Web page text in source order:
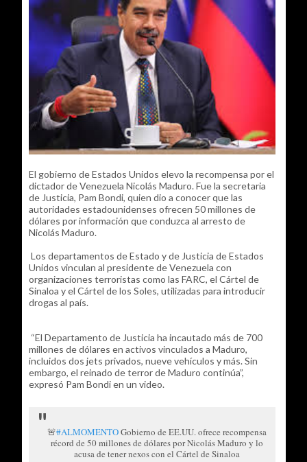
El gobierno de Estados Unidos elevo la recompensa por el
dictador de Venezuela Nicolás Maduro. Fue la secretaria
de Justicia, Pam Bondi, quien dio a conocer que las
autoridades estadounidenses ofrecen 50 millones de
dólares por información que conduzca al arresto de
Nicolás Maduro.
Los departamentos de Estado y de Justicia de Estados
Unidos vinculan al presidente de Venezuela con
organizaciones terroristas como las FARC, el Cártel de
Sinaloa y el Cártel de los Soles, utilizadas para introducir
drogas al país.
“El Departamento de Justicia ha incautado más de 700
millones de dólares en activos vinculados a Maduro,
incluidos dos jets privados, nueve vehículos y más. Sin
embargo, el reinado de terror de Maduro continúa”,
expresó Pam Bondi en un video.
🚨#ALMOMENTOGobierno de EE.UU. ofrece recompensa
récord de 50 millones de dólares por Nicolás Maduro y lo
acusa de tener nexos con el Cártel de Sinaloa